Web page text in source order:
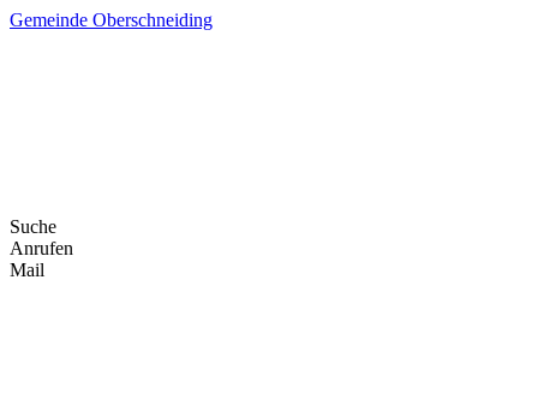
Skip
Gemeinde Oberschneiding
Suche
Anrufen
Mail